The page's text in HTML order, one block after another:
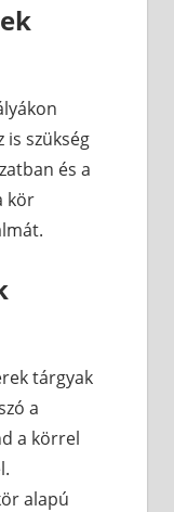
is szükség
és a
kör
tárgyak
a
a körrel
alapú